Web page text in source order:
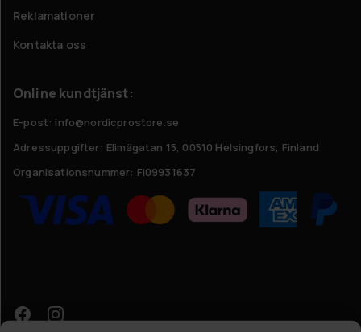
Reklamationer
Kontakta oss
Online kundtjänst:
E-post: info@nordicprostore.se
Adressuppgifter: Elimägatan 15, 00510 Helsingfors, Finland
Organisationsnummer: FI09931637